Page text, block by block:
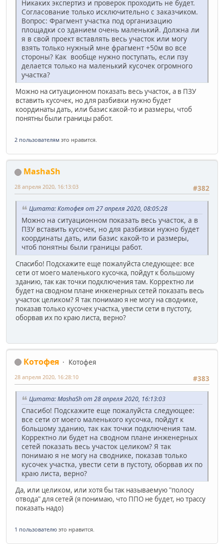
Никаких экспертиз и проверок проходить не будет.
Согласование только исключительно с заказчиком.
Вопрос: Фрагмент участка под организацию
площадки со зданием очень маленький. Должна ли
я в свой проект вставлять весь участок или могу
взять только нужный мне фрагмент +50м во все
стороны? Как вообще нужно поступать, если пзу
делается только на маленький кусочек огромного
участка?
Можно на ситуационном показать весь участок, а в ПЗУ
вставить кусочек, но для разбивки нужно будет
координаты дать, или базис какой-то и размеры, чтоб
понятны были границы работ.
2 пользователям это нравится.
MashaSh
#382
28 апреля 2020, 16:13:03
Цитата: Котофея от 27 апреля 2020, 08:05:28
Можно на ситуационном показать весь участок, а в
ПЗУ вставить кусочек, но для разбивки нужно будет
координаты дать, или базис какой-то и размеры,
чтоб понятны были границы работ.
Спасибо! Подскажите еще пожалуйста следующее: все
сети от моего маленького кусочка, пойдут к большому
зданию, так как точки подключения там. Корректно ли
будет на сводном плане инженерных сетей показать весь
участок целиком? Я так понимаю я не могу на своднике,
показав только кусочек участка, увести сети в пустоту,
оборвав их по краю листа, верно?
Котофея
Котофея
#383
28 апреля 2020, 16:28:10
Цитата: MashaSh от 28 апреля 2020, 16:13:03
Спасибо! Подскажите еще пожалуйста следующее:
все сети от моего маленького кусочка, пойдут к
большому зданию, так как точки подключения там.
Корректно ли будет на сводном плане инженерных
сетей показать весь участок целиком? Я так
понимаю я не могу на своднике, показав только
кусочек участка, увести сети в пустоту, оборвав их по
краю листа, верно?
Да, или целиком, или хотя бы так называемую "полосу
отвода" для сетей (я понимаю, что ППО не будет, но трассу
показать надо)
1 пользователю это нравится.